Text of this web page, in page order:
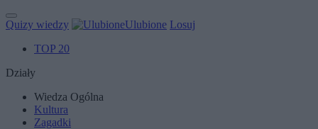
Quizy wiedzy Ulubione Losuj
TOP 20
Działy
Wiedza Ogólna
Kultura
Zagadki